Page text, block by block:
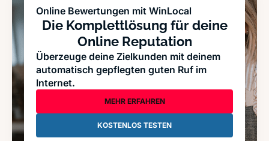
Online Bewertungen mit WinLocal
Die Komplettlösung für deine
Online Reputation
Überzeuge deine Zielkunden mit deinem
automatisch gepflegten guten Ruf im
Internet.
MEHR ERFAHREN
KOSTENLOS TESTEN